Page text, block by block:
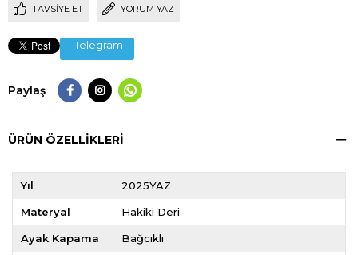
TAVSIYE ET YORUM YAZ
Telegram
Paylaş
ÜRÜN ÖZELLIKLERI
Yıl 2025YAZ
Materyal Hakiki Deri
Ayak Kapama Bağcıklı